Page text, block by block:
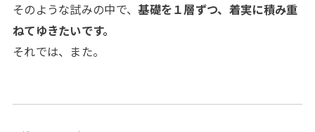
そのような試みの中で、基礎を１層ずつ、着実に積み重
ねてゆきたいです。
それでは、また。